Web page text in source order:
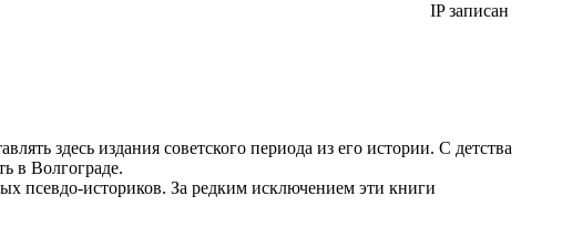
IP записан
здесь издания советского периода из его истории. С детства
в Волгограде.
псевдо-историков. За редким исключением эти книги